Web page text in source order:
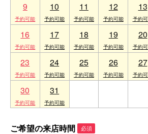
9 10 11 12 13
16 17 18 19 20
23 24 25 26 27
30 31
ご希望の来店時間 必須